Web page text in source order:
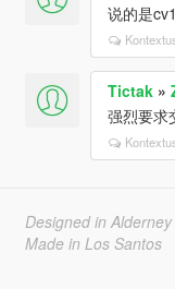
说的是
Tictak»
强烈要求
Designed in Alderney
Made in Los Santos